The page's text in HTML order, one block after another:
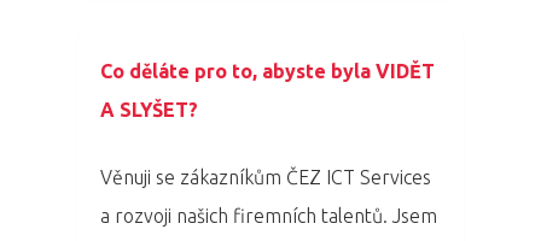
Co děláte pro to, abyste byla VIDĚT
A SLYŠET?
Věnuji se zákazníkům ČEZ ICT Services
a rozvoji našich firemních talentů. Jsem